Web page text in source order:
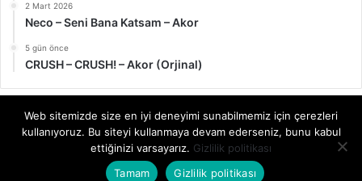
2 Mart 2026
Neco – Seni Bana Katsam – Akor
5 gün önce
CRUSH – CRUSH! – Akor (Orjinal)
© Telif Hakkı 2026, Tüm Hakları Saklıdır | akor.gitaregitim.net |
Gitar ve her türlü eşlik çalgısı için akorlar
Web sitemizde size en iyi deneyimi sunabilmemiz için çerezleri
kullanıyoruz. Bu siteyi kullanmaya devam ederseniz, bunu kabul
ettiğinizi varsayarız. Gizlilik politikası
Tamam
Gizlilik politikası